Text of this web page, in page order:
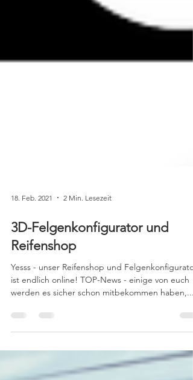
18. Feb. 2021 2 Min. Lesezeit
3D-Felgenkonfigurator und
Reifenshop
Yesss - unser Reifenshop und Felgenkonfigurator
werden es sicher schon mitbekommen haben,...